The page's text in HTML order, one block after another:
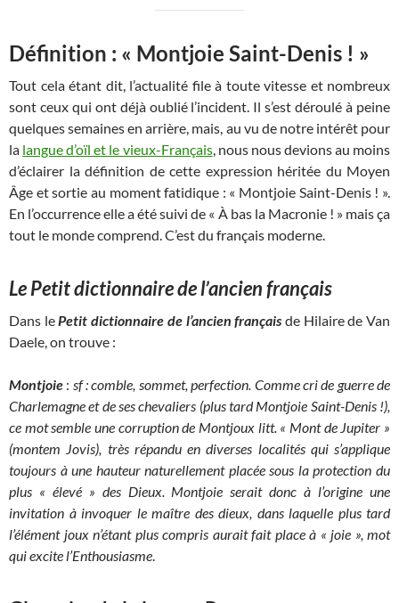
Définition : « Montjoie Saint-Denis ! »
Tout cela étant dit, l’actualité file à toute vitesse et nombreux
sont ceux qui ont déjà oublié l’incident. Il s’est déroulé à peine
quelques semaines en arrière, mais, au vu de notre intérêt pour
la langue d’oïl et le vieux-Français, nous nous devions au moins
d’éclairer la définition de cette expression héritée du Moyen
Âge et sortie au moment fatidique : « Montjoie Saint-Denis ! ».
En l’occurrence elle a été suivi de « À bas la Macronie ! » mais ça
tout le monde comprend. C’est du français moderne.
Le Petit dictionnaire de l’ancien français
Dans lePetit dictionnaire de l’ancien français de Hilaire de Van
Daele, on trouve :
Montjoie : sf : comble, sommet, perfection. Comme cri de guerre de
Charlemagne et de ses chevaliers (plus tard Montjoie Saint-Denis !),
ce mot semble une corruption de Montjoux litt. « Mont de Jupiter »
(montem Jovis), très répandu en diverses localités qui s’applique
toujours à une hauteur naturellement placée sous la protection du
plus « élevé » des Dieux. Montjoie serait donc à l’origine une
invitation à invoquer le maître des dieux, dans laquelle plus tard
l’élément joux n’étant plus compris aurait fait place à « joie », mot
qui excite l’Enthousiasme.